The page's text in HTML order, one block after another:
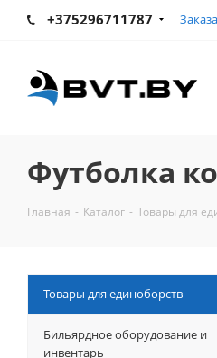
+375296711787
Футболка
Главная - Каталог - Товары для
Товары для единоборств
Бильярдное оборудование и
инвентарь